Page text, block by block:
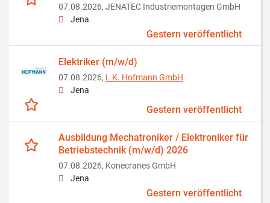
07.08.2026, JENATEC Industriemontagen GmbH
Jena
Gestern veröffentlicht
Elektriker (m/w/d)
07.08.2026, I. K. Hofmann GmbH
Jena
Gestern veröffentlicht
Ausbildung Mechatroniker / Elektroniker für
Betriebstechnik (m/w/d) 2026
07.08.2026, Konecranes GmbH
Jena
Gestern veröffentlicht